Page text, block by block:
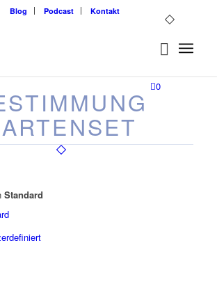
Blog Podcast Kontakt
0
Standard